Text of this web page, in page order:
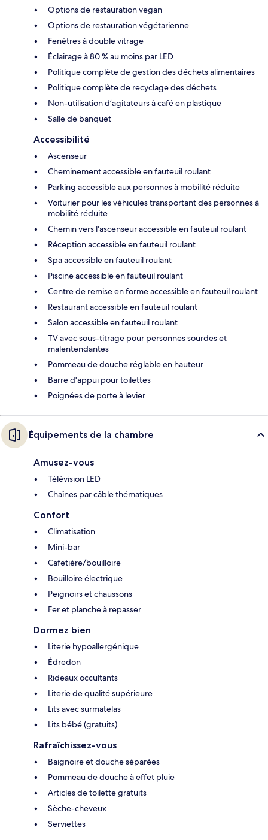
Options de restauration vegan
Options de restauration végétarienne
Fenêtres à double vitrage
Éclairage à 80 % au moins par LED
Politique complète de gestion des déchets alimentaires
Politique complète de recyclage des déchets
Non-utilisation d’agitateurs à café en plastique
Salle de banquet
Accessibilité
Ascenseur
Cheminement accessible en fauteuil roulant
Parking accessible aux personnes à mobilité réduite
Voiturier pour les véhicules transportant des personnes à
mobilité réduite
Chemin vers l'ascenseur accessible en fauteuil roulant
Réception accessible en fauteuil roulant
Spa accessible en fauteuil roulant
Piscine accessible en fauteuil roulant
Centre de remise en forme accessible en fauteuil roulant
Restaurant accessible en fauteuil roulant
Salon accessible en fauteuil roulant
TV avec sous-titrage pour personnes sourdes et
malentendantes
Pommeau de douche réglable en hauteur
Barre d'appui pour toilettes
Poignées de porte à levier
Équipements de la chambre
Amusez-vous
Télévision LED
Chaînes par câble thématiques
Confort
Climatisation
Mini-bar
Cafetière/bouilloire
Bouilloire électrique
Peignoirs et chaussons
Fer et planche à repasser
Dormez bien
Literie hypoallergénique
Édredon
Rideaux occultants
Literie de qualité supérieure
Lits avec surmatelas
Lits bébé (gratuits)
Rafraîchissez-vous
Baignoire et douche séparées
Pommeau de douche à effet pluie
Articles de toilette gratuits
Sèche-cheveux
Serviettes